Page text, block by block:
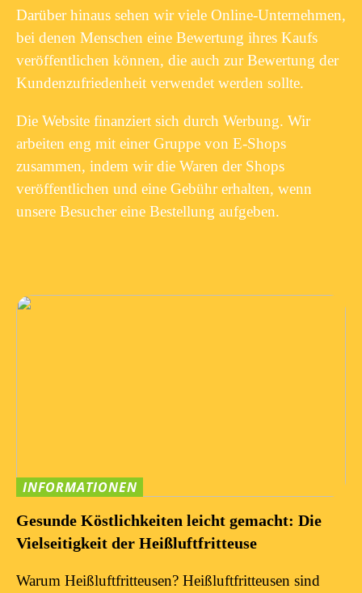
Darüber hinaus sehen wir viele Online-Unternehmen,
bei denen Menschen eine Bewertung ihres Kaufs
veröffentlichen können, die auch zur Bewertung der
Kundenzufriedenheit verwendet werden sollte.
Die Website finanziert sich durch Werbung. Wir
arbeiten eng mit einer Gruppe von E-Shops
zusammen, indem wir die Waren der Shops
veröffentlichen und eine Gebühr erhalten, wenn
unsere Besucher eine Bestellung aufgeben.
INFORMATIONEN
Gesunde Köstlichkeiten leicht gemacht: Die
Vielseitigkeit der Heißluftfritteuse
Warum Heißluftfritteusen? Heißluftfritteusen sind